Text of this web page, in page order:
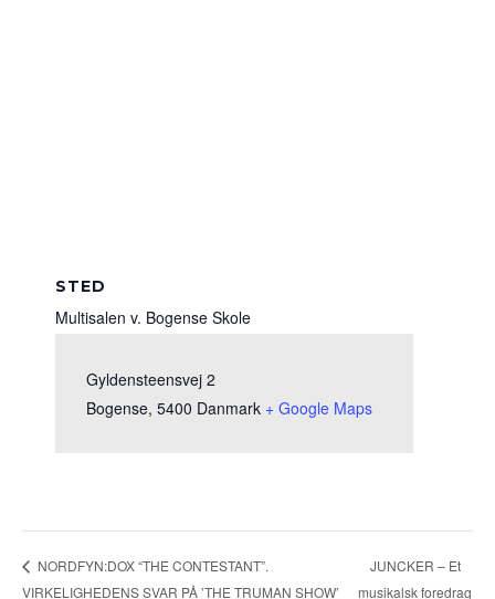
STED
Multisalen v. Bogense Skole
Gyldensteensvej 2
Bogense, 5400 Danmark + Google Maps
NORDFYN:DOX “THE CONTESTANT”.
VIRKELIGHEDENS SVAR PÅ ’THE TRUMAN SHOW’
JUNCKER – Et
musikalsk foredrag